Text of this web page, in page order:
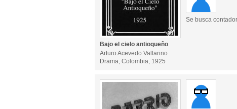
Se busca contador
Bajo el cielo antioqueño
Arturo Acevedo Vallarino
Drama, Colombia, 1925